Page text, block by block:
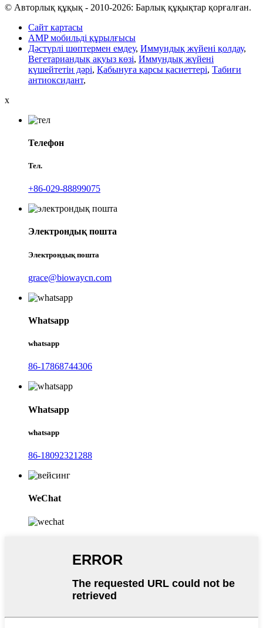
© Авторлық құқық - 2010-2026: Барлық құқықтар қорғалған.
Сайт картасы
AMP мобильді құрылғысы
Дәстүрлі шөптермен емдеу, Иммундық жүйені қолдау,
Вегетариандық ақуыз көзі, Иммундық жүйені
күшейтетін дәрі, Қабынуға қарсы қасиеттері, Табиғи
антиоксидант,
x
Телефон
Тел.
+86-029-88899075
Электрондық пошта
Электрондық пошта
grace@biowaycn.com
Whatsapp
whatsapp
86-17868744306
Whatsapp
whatsapp
86-18092321288
WeChat